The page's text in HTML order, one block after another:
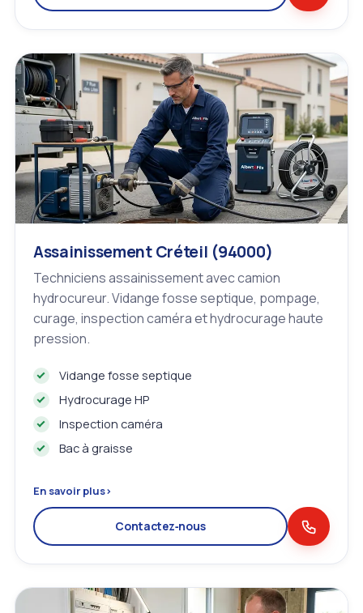
Assainissement Créteil (94000)
Techniciens assainissement avec camion
hydrocureur. Vidange fosse septique, pompage,
curage, inspection caméra et hydrocurage haute
pression.
Vidange fosse septique
Hydrocurage HP
Inspection caméra
Bac à graisse
En savoir plus›
Contactez‑nous